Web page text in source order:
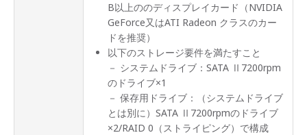
B以上ののディスプレイカード（NVIDIA
GeForce又はATI Radeon クラスのカー
ドを推奨）
以下のストレージ要件を満たすこと
－ システムドライブ：SATA Ⅱ7200rpm
のドライブ×1
－ 保存用ドライブ：（システムドライブ
とは別に）SATA Ⅱ7200rpmのドライブ
×2/RAID 0（ストライピング）で構成